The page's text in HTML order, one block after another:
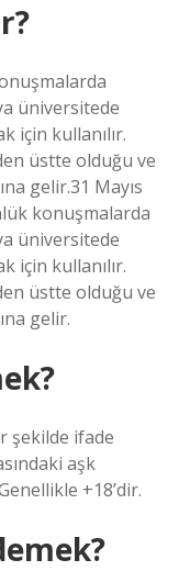
üniversitede
için kullanılır.
üstte olduğu ve
gelir.31 Mayıs
konuşmalarda
üniversitede
için kullanılır.
üstte olduğu ve
gelir.
şekilde ifade
aşk
+18’dir.